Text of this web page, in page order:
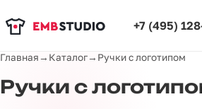
+7 (495)
Главная→ Каталог→ Ручки с логотипом
Ручки с